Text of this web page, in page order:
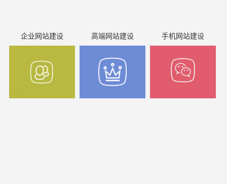
企业网站建设 高端网站建设 手机网站建设